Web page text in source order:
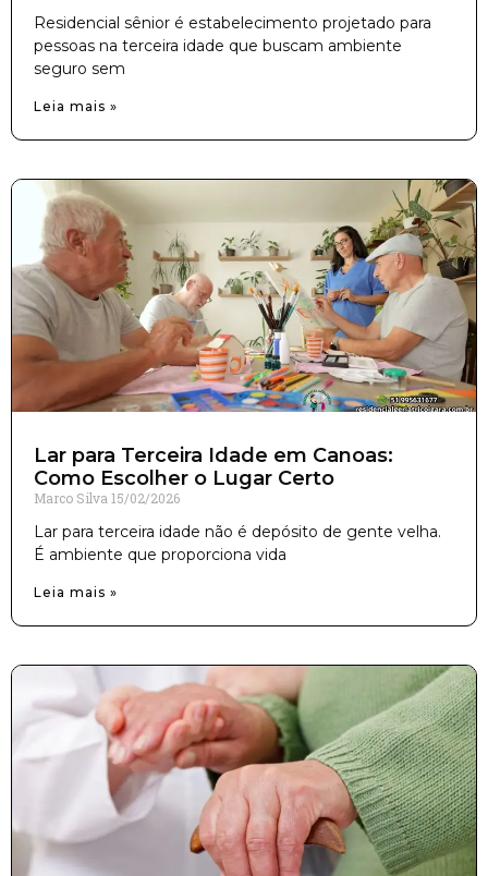
Residencial sênior é estabelecimento projetado para
pessoas na terceira idade que buscam ambiente
seguro sem
Leia mais »
Lar para Terceira Idade em Canoas:
Como Escolher o Lugar Certo
Marco Silva15/02/2026
Lar para terceira idade não é depósito de gente velha.
É ambiente que proporciona vida
Leia mais »